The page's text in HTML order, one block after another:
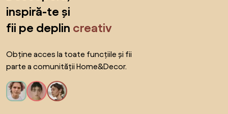
inspiră-te și
fii pe deplin creativ
Obține acces la toate funcțiile și fii
parte a comunității Home&Decor.